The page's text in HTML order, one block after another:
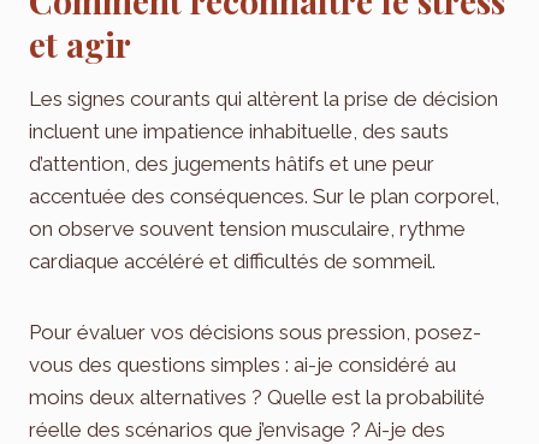
et agir
Les signes courants qui altèrent la prise de décision
incluent une impatience inhabituelle, des sauts
d’attention, des jugements hâtifs et une peur
accentuée des conséquences. Sur le plan corporel,
on observe souvent tension musculaire, rythme
cardiaque accéléré et difficultés de sommeil.
Pour évaluer vos décisions sous pression, posez-
vous des questions simples : ai-je considéré au
moins deux alternatives ? Quelle est la probabilité
réelle des scénarios que j’envisage ? Ai-je des